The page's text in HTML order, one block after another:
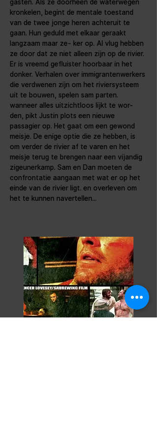
gasten. Als ze doorheen de waterwegen
kronkelen, begint de mentale toestand
van de twee jonge heren achteruit te
gaan. Hun geduld met elkaar geraakt
langzaam maar ze- ker op. Al vlug hebben
ze door dat ze niet alleen zijn op de rivier.
Er is vreemd gefluister hoorbaar in het
donker. Verhalen over immigrantenwerkers
die verdwenen zijn om het riviersysteem
uit te bouwen, spelen sam parten.
wanneer alles uitzichtloos lijkt te wor-
den, pikt Justin plots een nieuwe
passagier op. Het gaat om een gewond
meisje. De enige optie die ze hebben, is
om verder de rivier af te varen en het
meisje terug te brengen naar een vijandig
zigeunerkamp. Sam en Dan moeten de
confrontatie aangaan met wat er op het
einde van de rivier ligt. en overleven om
het te kunnen navertellen...